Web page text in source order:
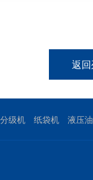
返
分级机 纸袋机 液压